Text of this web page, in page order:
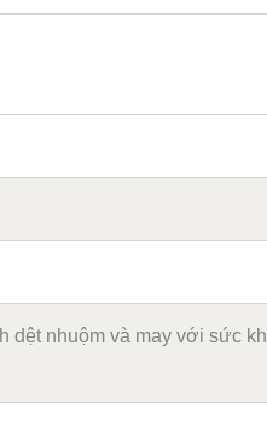
dệt nhuộm và may với sức